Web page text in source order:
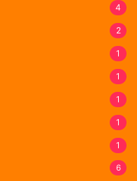
4
2
1
1
1
1
1
6